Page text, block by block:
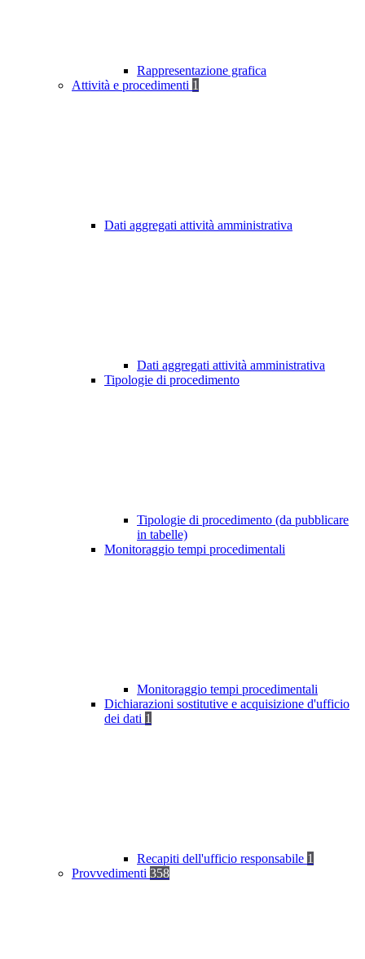
Rappresentazione grafica
Attività e procedimenti 1
Dati aggregati attività amministrativa
Dati aggregati attività amministrativa
Tipologie di procedimento
Tipologie di procedimento (da pubblicare
in tabelle)
Monitoraggio tempi procedimentali
Monitoraggio tempi procedimentali
Dichiarazioni sostitutive e acquisizione d'ufficio
dei dati 1
Recapiti dell'ufficio responsabile 1
Provvedimenti 358